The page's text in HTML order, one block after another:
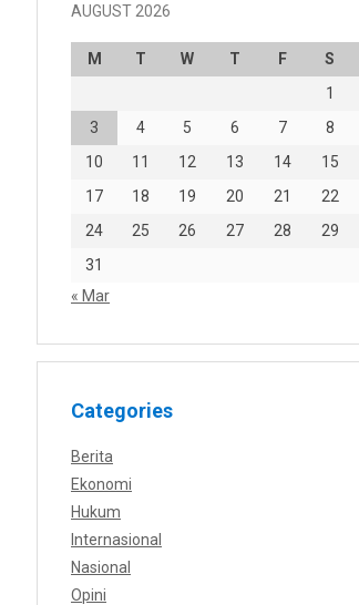
AUGUST 2026
M T W T F S
1
3
4 5 6 7 8
10
11 12 13 14 15
17
18 19 20 21 22
24
25 26 27 28 29
31
« Mar
Categories
Berita
Ekonomi
Hukum
Internasional
Nasional
Opini